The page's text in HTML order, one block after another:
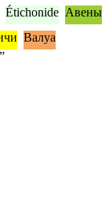
Étichonide Авены
Валуа
”